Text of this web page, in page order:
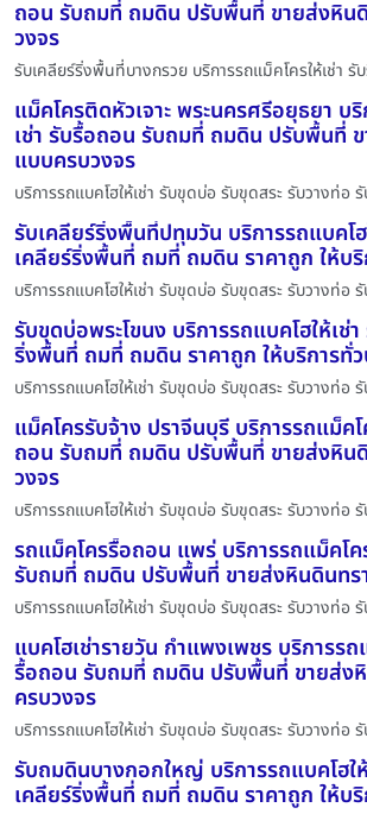
ถอน รับถมที่ ถมดิน ปรับพื้นที่ ขายส่งหิน
วงจร
รับเคลียร์ริ่งพื้นที่บางกรวย บริการรถแม็คโครให้เช่า
แม็คโครติดหัวเจาะ พระนครศรีอยุธยา บ
เช่า รับรื้อถอน รับถมที่ ถมดิน ปรับพื้นที่
แบบครบวงจร
บริการรถแบคโฮให้เช่า รับขุดบ่อ รับขุดสระ รับวางท่อ
รับเคลียร์ริ่งพื้นที่ปทุมวัน บริการรถแบคโ
เคลียร์ริ่งพื้นที่ ถมที่ ถมดิน ราคาถูก ให้บริ
บริการรถแบคโฮให้เช่า รับขุดบ่อ รับขุดสระ รับวางท่อ
รับขุดบ่อพระโขนง บริการรถแบคโฮให้เช่
ริ่งพื้นที่ ถมที่ ถมดิน ราคาถูก ให้บริการทั่ว
บริการรถแบคโฮให้เช่า รับขุดบ่อ รับขุดสระ รับวางท่อ
แม็คโครรับจ้าง ปราจีนบุรี บริการรถแม็คโ
ถอน รับถมที่ ถมดิน ปรับพื้นที่ ขายส่งหิน
วงจร
บริการรถแบคโฮให้เช่า รับขุดบ่อ รับขุดสระ รับวางท่อ
รถแม็คโครรื้อถอน แพร่ บริการรถแม็คโค
รับถมที่ ถมดิน ปรับพื้นที่ ขายส่งหินดินทร
บริการรถแบคโฮให้เช่า รับขุดบ่อ รับขุดสระ รับวางท่อ
แบคโฮเช่ารายวัน กำแพงเพชร บริการรถ
รื้อถอน รับถมที่ ถมดิน ปรับพื้นที่ ขายส่ง
ครบวงจร
บริการรถแบคโฮให้เช่า รับขุดบ่อ รับขุดสระ รับวางท่อ
รับถมดินบางกอกใหญ่ บริการรถแบคโฮใ
เคลียร์ริ่งพื้นที่ ถมที่ ถมดิน ราคาถูก ให้บริ